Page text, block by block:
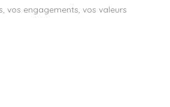
engagements, vos valeurs